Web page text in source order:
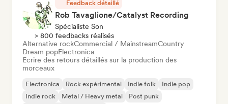
Feedback détaillé
Rob Tavaglione/Catalyst Recording
Spécialiste Son
> 800 feedbacks réalisés
Alternative rockCommercial / MainstreamCountry
Dream popElectronica
Ecrire des retours détaillés sur la production des
morceaux
Electronica Rock expérimental Indie folk
Indie pop
Indie rock
Metal / Heavy metal
Post punk